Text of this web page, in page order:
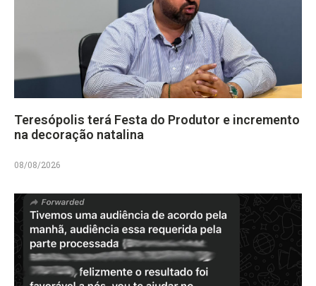
Teresópolis terá Festa do Produtor e incremento
na decoração natalina
08/08/2026